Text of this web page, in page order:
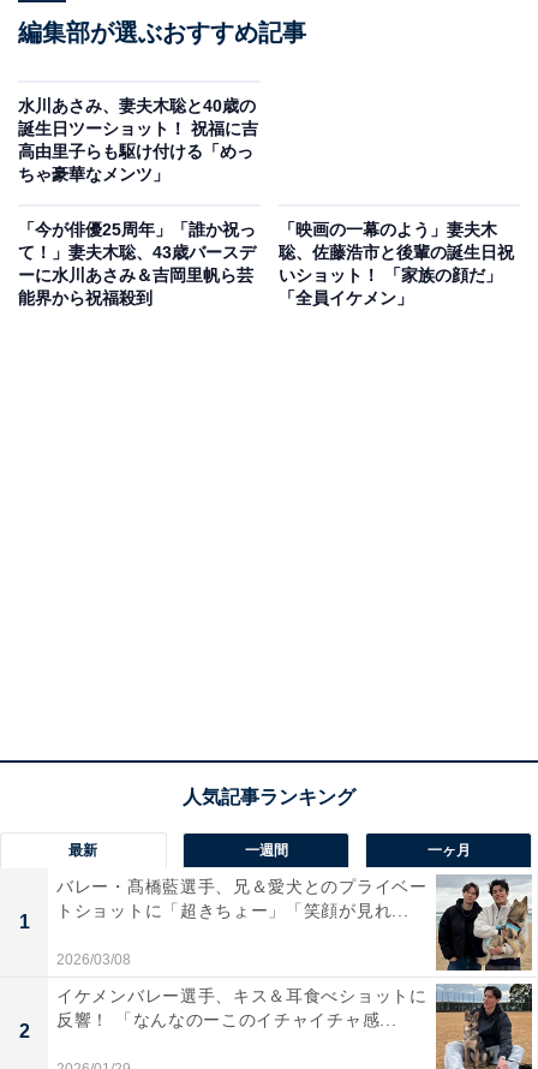
編集部が選ぶおすすめ記事
水川あさみ、妻夫木聡と40歳の
誕生日ツーショット！ 祝福に吉
高由里子らも駆け付ける「めっ
ちゃ豪華なメンツ」
「今が俳優25周年」「誰か祝っ
て！」妻夫木聡、43歳バースデ
ーに水川あさみ＆吉岡里帆ら芸
能界から祝福殺到
「映画の一幕のよう」妻夫木
聡、佐藤浩市と後輩の誕生日祝
いショット！ 「家族の顔だ」
「全員イケメン」
最新 一週間 一ヶ月
1
バレー・髙橋藍選手、兄＆愛犬とのプライベー
トショットに「超きちょー」「笑顔が見れ...
2026/03/08
2
イケメンバレー選手、キス＆耳食べショットに
反響！ 「なんなのーこのイチャイチャ感...